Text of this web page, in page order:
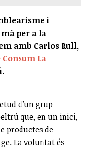
i
per a la
amb Carlos Rull,
La
d’un grup
que, en un inici,
productes de
La voluntat és